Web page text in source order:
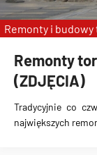
Remonty
(ZDJĘCIA)
Tradycyjnie co
największych
Remonty i